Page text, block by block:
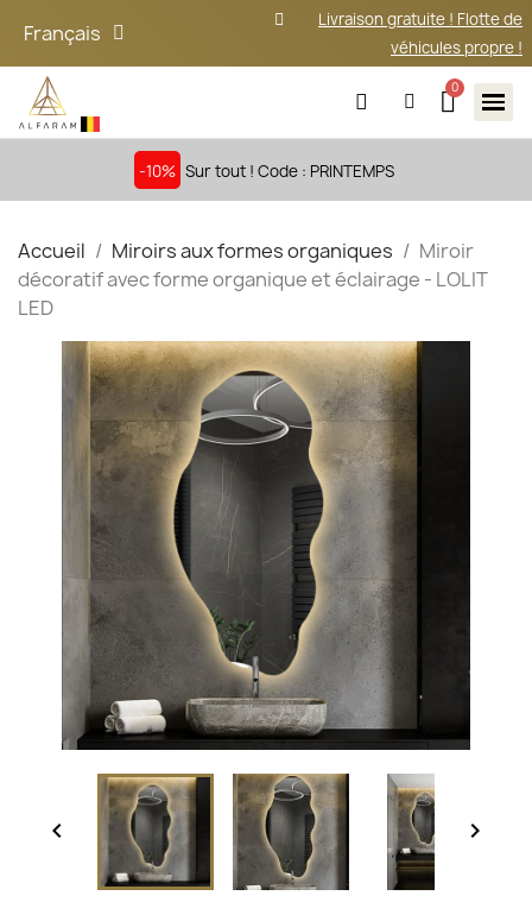
Français
Livraison gratuite ! Flotte de
véhicules propre !
-10% Sur tout ! Code : PRINTEMPS
Accueil Miroirs aux formes organiques
Miroir
décoratif avec forme organique et éclairage - LOLIT
LED
 